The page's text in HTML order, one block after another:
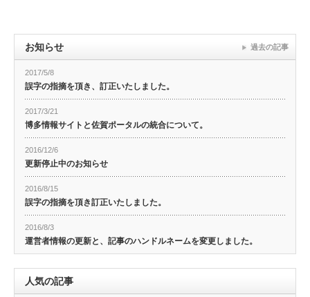
お知らせ
2017/5/8
誤字の指摘を頂き、訂正いたしました。
2017/3/21
博多情報サイトと佐賀ポータルの統合について。
2016/12/6
更新停止中のお知らせ
2016/8/15
誤字の指摘を頂き訂正いたしました。
2016/8/3
運営者情報の更新と、記事のハンドルネームを変更しました。
過去の記事
人気の記事